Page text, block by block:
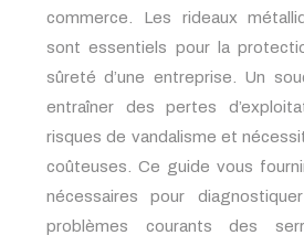
commerce. Les rideaux
sont essentiels pour la
sûreté d’une entreprise. Un
entraîner des pertes
risques de vandalisme et
coûteuses. Ce guide vous
nécessaires pour
problèmes courants des